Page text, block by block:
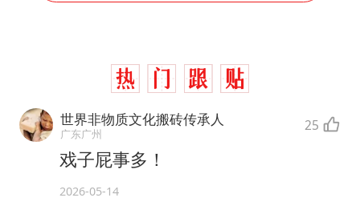
世界非物质文化搬砖传承人
广东广州 25
戏子屁事多！
2026-05-14